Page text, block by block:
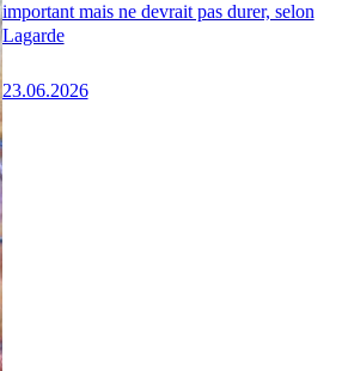
important mais ne devrait pas durer, selon
Lagarde
23.06.2026